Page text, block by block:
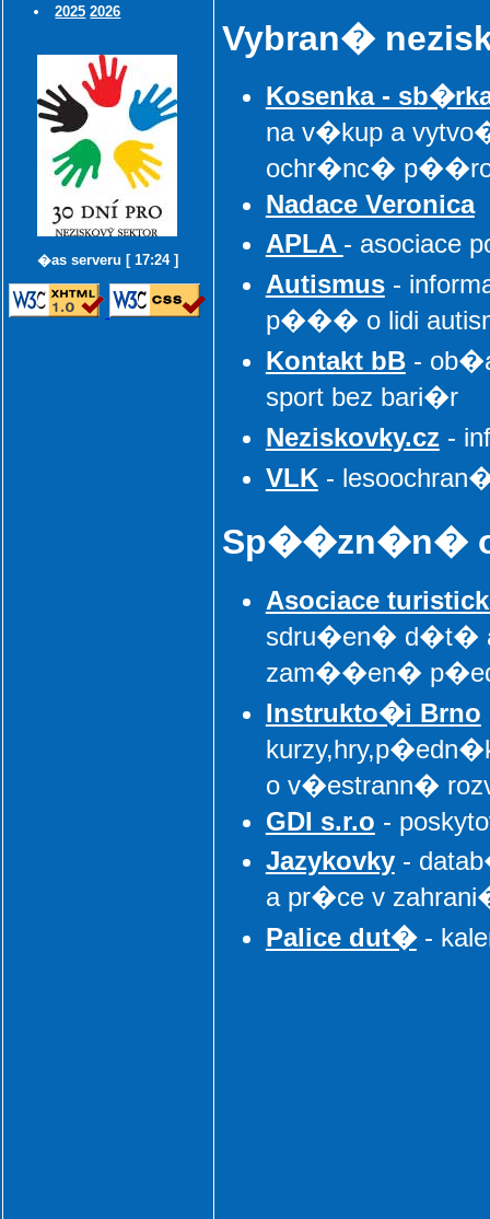
2025 2026
�as serveru [ 17:24 ]
Vybran�
Kosenka -
na v�kup a
ochr�nc�
Nadace Veronica
APLA - asociace
Autismus-
p��� o lidi
Kontakt bB-
sport bez bari�r
Neziskovky.cz-
VLK-
Sp��zn�n�
Asociace
sdru�en� d�t�
zam��en�
Instrukto�i Brno
o v�estrann�
GDI s.r.o -
Jazykovky-
a pr�ce v
Palice dut�-